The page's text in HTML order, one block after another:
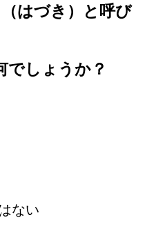
はづき）と呼び
でしょうか？
ない